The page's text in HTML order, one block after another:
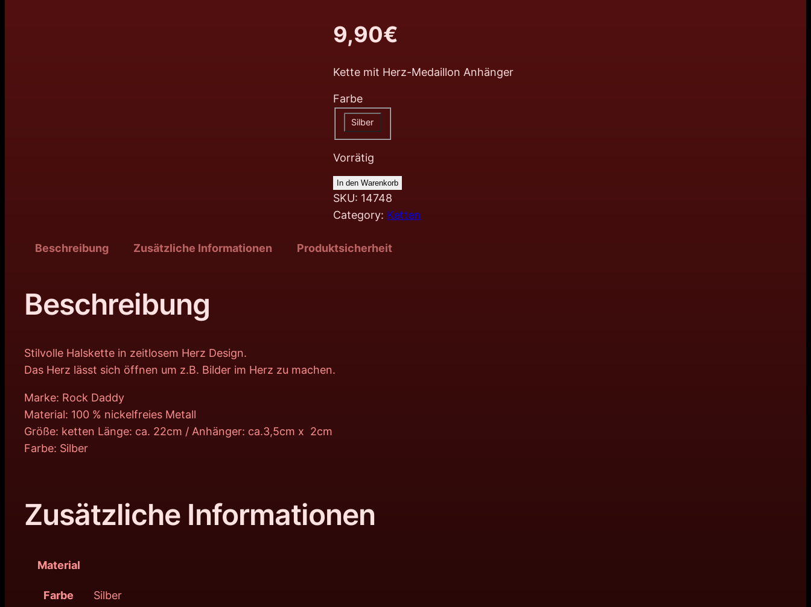
9,90€
Kette mit Herz-Medaillon Anhänger
Farbe
Silber
Vorrätig
In den Warenkorb
SKU: 14748
Category: Ketten
Beschreibung Zusätzliche Informationen Produktsicherheit
Beschreibung
Stilvolle Halskette in zeitlosem Herz Design.
Das Herz lässt sich öffnen um z.B. Bilder im Herz zu machen.
Marke: Rock Daddy
Material: 100 % nickelfreies Metall
Größe: ketten Länge: ca. 22cm / Anhänger: ca.3,5cm x 2cm
Farbe: Silber
Zusätzliche Informationen
Material
Farbe Silber